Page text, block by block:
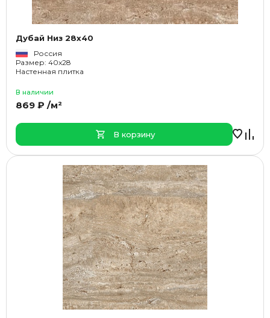
Дубай Низ 28x40
Россия
Размер: 40x28
Настенная плитка
В наличии
869 ₽ /м²
В корзину